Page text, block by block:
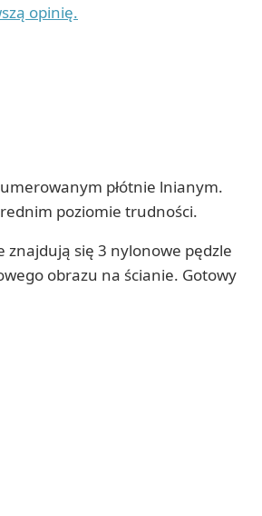
opinię.
płótnie lnianym.
poziomie trudności.
się 3 nylonowe pędzle
obrazu na ścianie. Gotowy